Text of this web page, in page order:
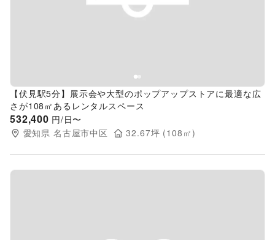
Previous slide
【伏見駅5分】展示会や大型のポップアップストアに最適な広
さが108㎡あるレンタルスペース
532,400 円/日〜
愛知県 名古屋市中区 32.67坪 (108 ㎡)